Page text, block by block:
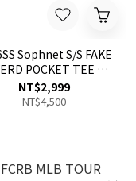
Sophnet S/S FAKE
POCKET TEE 短
TEE
NT$2,999
NT$4,500